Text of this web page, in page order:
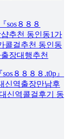
sos８８８
추천 동인동1가
콜걸추천 동인동
장대행추천
８８８８.t0p』
신역출장만남후
신역콜걸후기 동